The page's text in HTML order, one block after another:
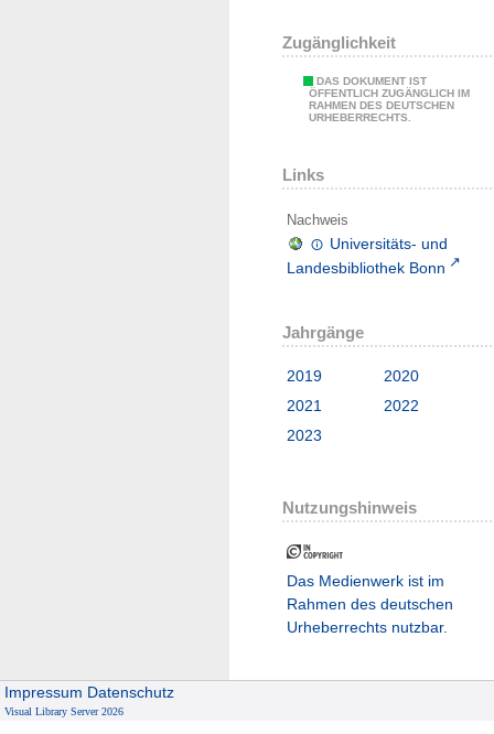
Zugänglichkeit
DAS DOKUMENT IST
ÖFFENTLICH ZUGÄNGLICH IM
RAHMEN DES DEUTSCHEN
URHEBERRECHTS.
Links
Nachweis
Universitäts- und
Landesbibliothek Bonn
Jahrgänge
2019
2020
2021
2022
2023
Nutzungshinweis
Das Medienwerk ist im
Rahmen des deutschen
Urheberrechts nutzbar.
Impressum Datenschutz
Visual Library Server 2026